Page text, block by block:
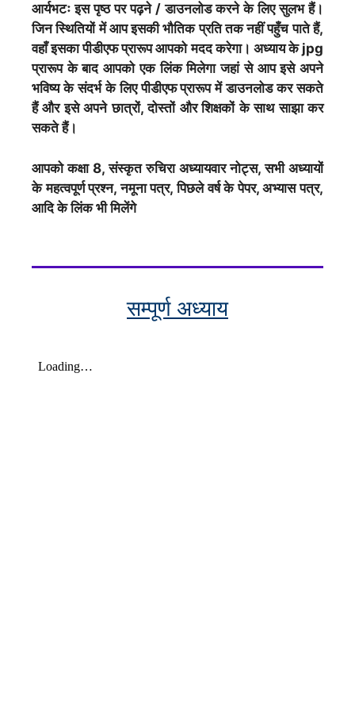
आर्यभटः इस पृष्ठ पर पढ़ने / डाउनलोड करने के लिए सुलभ हैं।
जिन स्थितियों में आप इसकी भौतिक प्रति तक नहीं पहुँच पाते हैं,
वहाँ इसका पीडीएफ प्रारूप आपको मदद करेगा। अध्याय के jpg
प्रारूप के बाद आपको एक लिंक मिलेगा जहां से आप इसे अपने
भविष्य के संदर्भ के लिए पीडीएफ प्रारूप में डाउनलोड कर सकते
हैं और इसे अपने छात्रों, दोस्तों और शिक्षकों के साथ साझा कर
सकते हैं।
आपको कक्षा 8, संस्कृत रुचिरा अध्यायवार नोट्स, सभी अध्यायों
के महत्वपूर्ण प्रश्न, नमूना पत्र, पिछले वर्ष के पेपर, अभ्यास पत्र,
आदि के लिंक भी मिलेंगे
सम्पूर्ण अध्याय